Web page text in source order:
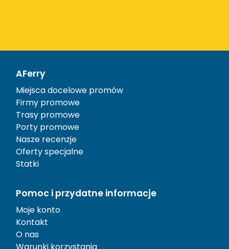
AFerry
Miejsca docelowe promów
Firmy promowe
Trasy promowe
Porty promowe
Nasze recenzje
Oferty specjalne
Statki
Pomoc i przydatne informacje
Moje konto
Kontakt
O nas